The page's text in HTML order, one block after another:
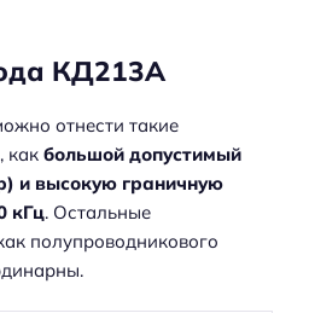
КД213A
отнести такие
как большой допустимый
и высокую граничную
кГц. Остальные
полупроводникового